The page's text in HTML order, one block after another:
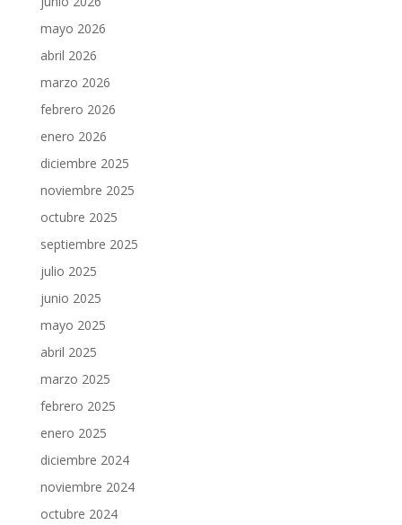
mayo 2026
abril 2026
marzo 2026
febrero 2026
enero 2026
diciembre 2025
noviembre 2025
octubre 2025
septiembre 2025
julio 2025
junio 2025
mayo 2025
abril 2025
marzo 2025
febrero 2025
enero 2025
diciembre 2024
noviembre 2024
octubre 2024